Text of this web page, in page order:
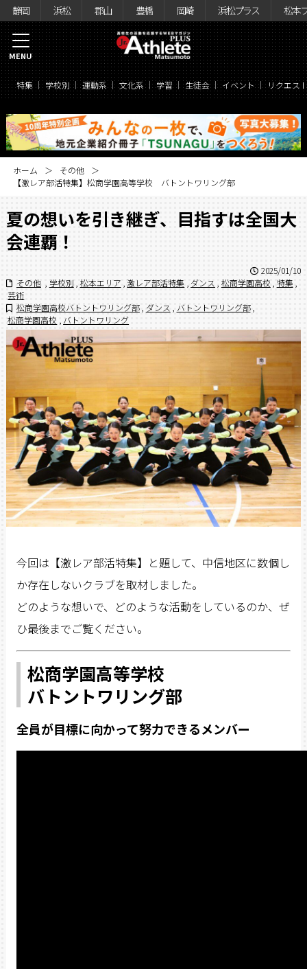
静岡 浜松 郡山 豊橋 岡崎 浜松プラス 松本
特集 学校別 運動系 文化系 学習 生徒会 イベント リクエス
MENU
ホーム
その他
【激レア部活特集】松商学園高等学校 バトントワリング部
夏の想いを引き継ぎ、目指すは全国大
会連覇！
2025/01/10
その他 , 学校別 松本エリア 激レア部活特集 ダンス , 松商学園高校 特集
芸術
松商学園高校バトントワリング部 ダンス バトントワリング部
松商学園高校 , バトントワリング
今回は【激レア部活特集】と題して、中信地区に数個し
か存在しないクラブを取材しました。
どのような想いで、どのような活動をしているのか、ぜ
ひ最後までご覧ください。
松商学園高等学校
バトントワリング部
全員が目標に向かって努力できるメンバー